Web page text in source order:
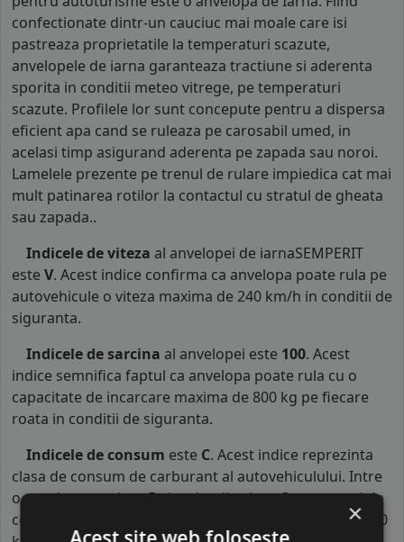
confectionate dintr-un cauciuc mai moale care isi
pastreaza proprietatile la temperaturi scazute,
anvelopele de iarna garanteaza tractiune si aderenta
sporita in conditii meteo vitrege, pe temperaturi
scazute. Profilele lor sunt concepute pentru a dispersa
eficient apa cand se ruleaza pe carosabil umed, in
acelasi timp asigurand aderenta pe zapada sau noroi.
Lamelele prezente pe trenul de rulare impiedica cat mai
mult patinarea rotilor la contactul cu stratul de gheata
sau zapada..
Indicele de viteza al anvelopei de iarnaSEMPERIT
este V. Acest indice confirma ca anvelopa poate rula pe
autovehicule o viteza maxima de 240 km/h in conditii de
siguranta.
Indicele de sarcina al anvelopei este 100. Acest
indice semnifica faptul ca anvelopa poate rula cu o
capacitate de incarcare maxima de 800 kg pe fiecare
roata in conditii de siguranta.
Indicele de consum este C. Acest indice reprezinta
clasa de consum de carburant al autovehiculului. Intre
o anvelopa cu clasa B si o alta din clasa C, consumul de
combustibil creste cu aproximativ 1 litru la fiecare 1000
×